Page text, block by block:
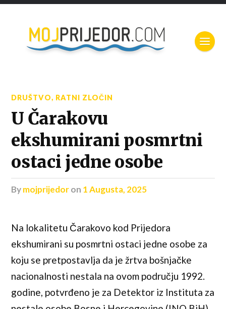
DRUŠTVO, RATNI ZLOČIN
U Čarakovu
ekshumirani posmrtni
ostaci jedne osobe
bymojprijedoron 1 Augusta, 2025
Na lokalitetu Čarakovo kod Prijedora
ekshumirani su posmrtni ostaci jedne osobe za
koju se pretpostavlja da je žrtva bošnjačke
nacionalnosti nestala na ovom području 1992.
godine, potvrđeno je za Detektor iz Instituta za